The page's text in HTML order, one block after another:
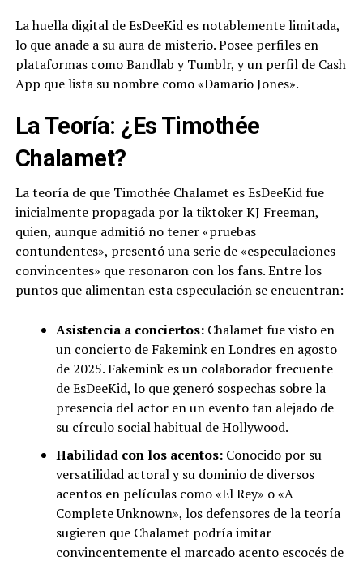
La huella digital de EsDeeKid es notablemente limitada,
lo que añade a su aura de misterio. Posee perfiles en
plataformas como Bandlab y Tumblr, y un perfil de Cash
App que lista su nombre como «Damario Jones».
La Teoría: ¿Es Timothée
Chalamet?
La teoría de que Timothée Chalamet es EsDeeKid fue
inicialmente propagada por la tiktoker KJ Freeman,
quien, aunque admitió no tener «pruebas
contundentes», presentó una serie de «especulaciones
convincentes» que resonaron con los fans. Entre los
puntos que alimentan esta especulación se encuentran:
Asistencia a conciertos:Chalamet fue visto en
un concierto de Fakemink en Londres en agosto
de 2025. Fakemink es un colaborador frecuente
de EsDeeKid, lo que generó sospechas sobre la
presencia del actor en un evento tan alejado de
su círculo social habitual de Hollywood.
Habilidad con los acentos:Conocido por su
versatilidad actoral y su dominio de diversos
acentos en películas como «El Rey» o «A
Complete Unknown», los defensores de la teoría
sugieren que Chalamet podría imitar
convincentemente el marcado acento escocés de